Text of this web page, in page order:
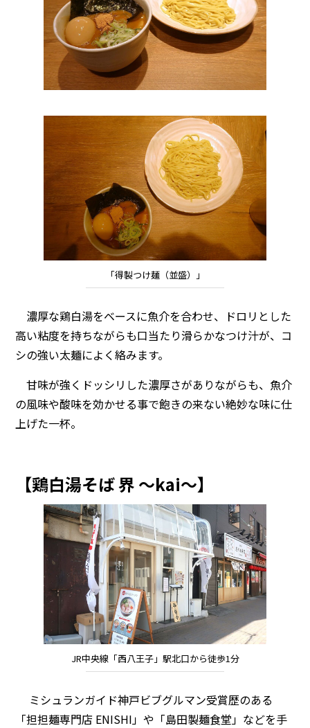
「得製つけ麺（並盛）」
濃厚な鶏白湯をベースに魚介を合わせ、ドロリとした
高い粘度を持ちながらも口当たり滑らかなつけ汁が、コ
シの強い太麺によく絡みます。
甘味が強くドッシリした濃厚さがありながらも、魚介
の風味や酸味を効かせる事で飽きの来ない絶妙な味に仕
上げた一杯。
【鶏白湯そば 界 ～kai～】
JR中央線「西八王子」駅北口から徒歩1分
ミシュランガイド神戸ビブグルマン受賞歴のある
「担担麺専門店 ENISHI」や「島田製麺食堂」などを手